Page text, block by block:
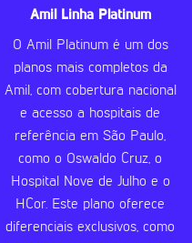
Amil Linha Platinum
O Amil Platinum é um dos
planos mais completos da
Amil, com cobertura nacional
e acesso a hospitais de
referência em São Paulo,
como o Oswaldo Cruz, o
Hospital Nove de Julho e o
HCor. Este plano oferece
diferenciais exclusivos, como